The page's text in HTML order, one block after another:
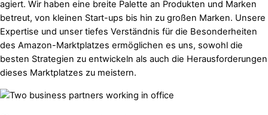
agiert. Wir haben eine breite Palette an Produkten und Marken
betreut, von kleinen Start-ups bis hin zu großen Marken. Unsere
Expertise und unser tiefes Verständnis für die Besonderheiten
des Amazon-Marktplatzes ermöglichen es uns, sowohl die
besten Strategien zu entwickeln als auch die Herausforderungen
dieses Marktplatzes zu meistern.